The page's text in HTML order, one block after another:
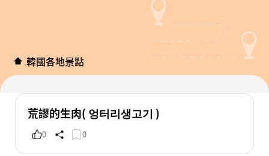
韓國各地景點
荒謬的生肉( 엉터리생고기 )
0 0